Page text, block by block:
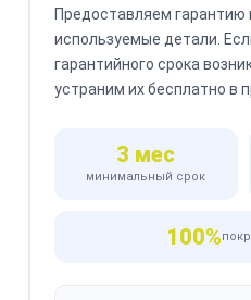
Предоставляем гарантию
используемые детали.
гарантийного срока
устраним их бесплатно в
3 мес
минимальный срок
100%